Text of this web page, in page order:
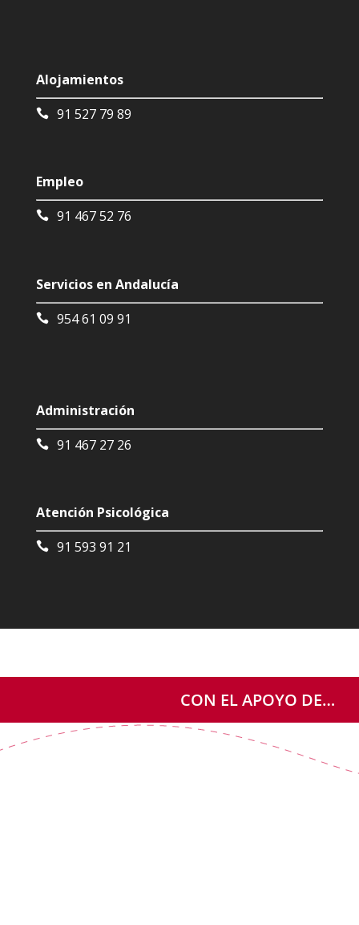
Alojamientos
91 527 79 89
Empleo
91 467 52 76
Servicios en Andalucía
954 61 09 91
Administración
91 467 27 26
Atención Psicológica
91 593 91 21
CON EL APOYO DE…